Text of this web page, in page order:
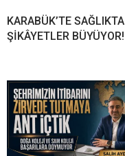
KARABÜK’TE SAĞLIKTA
ŞİKÂYETLER BÜYÜYOR!